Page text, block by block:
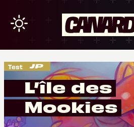
Test
L’île des
Mookies